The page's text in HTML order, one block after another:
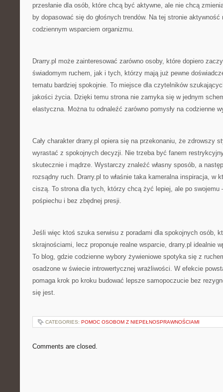
przesłanie dla osób, które chcą być aktywne, ale nie chcą
by dopasować się do głośnych trendów. Na tej stronie
codziennym wsparciem organizmu.
Drarry.pl może zainteresować zarówno osoby, które dopiero
świadomym ruchem, jak i tych, którzy mają już pewne
tematu bardziej spokojnie. To miejsce dla czytelników
jakości życia. Dzięki temu strona nie zamyka się w jednym
elastyczna. Można tu odnaleźć zarówno pomysły na codzienne
Cały charakter drarry.pl opiera się na przekonaniu, że zdrowszy
wyrastać z spokojnych decyzji. Nie trzeba być fanem
skutecznie i mądrze. Wystarczy znaleźć własny sposób, a
rozsądny ruch. Drarry.pl to właśnie taka kameralna inspiracja, w
ciszą. To strona dla tych, którzy chcą żyć lepiej, ale po swojemu
pośpiechu i bez zbędnej presji.
Jeśli więc ktoś szuka serwisu z poradami dla spokojnych osób,
skrajnościami, lecz proponuje realne wsparcie, drarry.pl idealnie
To blog, gdzie codzienne wybory żywieniowe spotyka się z
osadzone w świecie introwertycznej wrażliwości. W efekcie
pomaga krok po kroku budować lepsze samopoczucie bez
się jest.
CATEGORIES: POMOC OSOBOM Z NIEPEŁNOSPRAWNOŚCIAMI
Comments are closed.